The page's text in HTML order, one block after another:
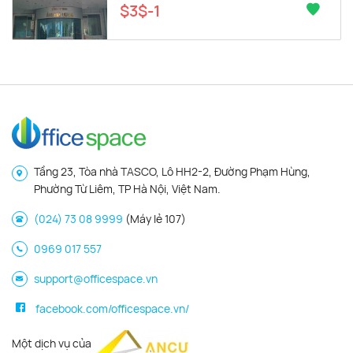
tại khu vực này giao động từ $5/m2/tháng –
$13/m2/tháng.
trung tâm, phù hợp với các doanh nghiệp đang tìm thuê
Tìm thuê văn phòng đường D5 cùng
Officespace
Để hỗ trợ các khách hàng tìm thuê văn phòng đường D5,
tại Officespace đang cung cấp dịch vụ cho thuê văn
phòng tại khu vực này với tiêu chí Chuyên nghiệp – Uy tín
– Tận tâm.
Tại chuyên trang cho thuê văn phòng D5 của
Officespace.vn chúng tôi cũng cập nhật những tòa văn
phòng tại khu vực, đầy đủ về thông số, giá thuê, diện tích
$3$-1
Tầng 23, Tòa nhà TASCO, Lô HH2-2, Đường Phạm Hùng,
Phường Từ Liêm, TP Hà Nội, Việt Nam.
(024) 73 08 9999 (Máy lẻ 107)
0969 017 557
support@officespace.vn
facebook.com/officespace.vn/
Một dịch vụ của